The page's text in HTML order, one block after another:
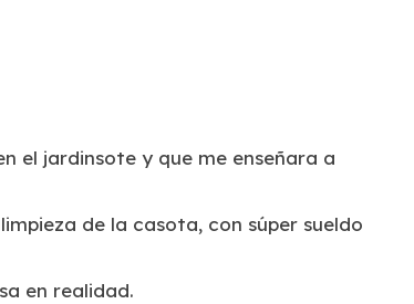
el jardinsote y que me enseñara a
de la casota, con súper sueldo
en realidad.